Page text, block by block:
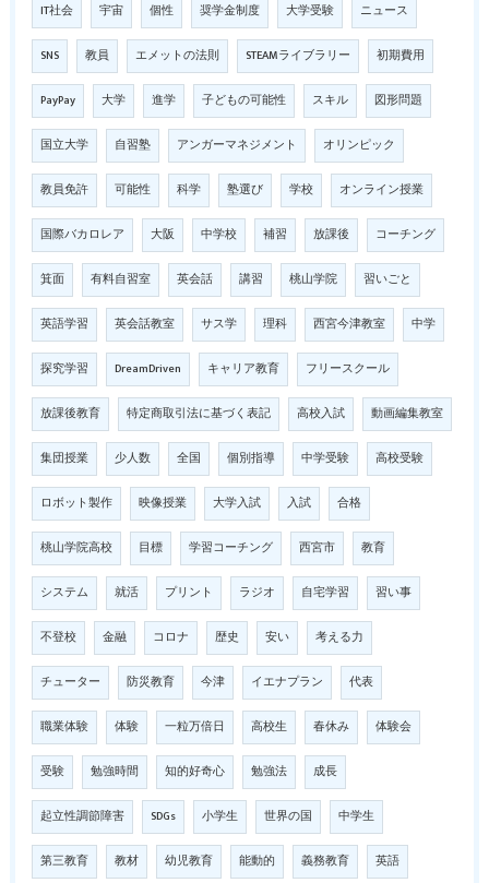
IT社会 宇宙 個性 奨学金制度 大学受験 ニュース
SNS 教員 エメットの法則 STEAMライブラリー 初期費用
PayPay 大学 進学 子どもの可能性 スキル 図形問題
国立大学 自習塾 アンガーマネジメント オリンピック
教員免許 可能性 科学 塾選び 学校 オンライン授業
国際バカロレア 大阪 中学校 補習 放課後 コーチング
箕面 有料自習室 英会話 講習 桃山学院 習いごと
英語学習 英会話教室 サス学 理科 西宮今津教室 中学
探究学習 DreamDriven キャリア教育 フリースクール
放課後教育 特定商取引法に基づく表記 高校入試 動画編集教室
集団授業 少人数 全国 個別指導 中学受験 高校受験
ロボット製作 映像授業 大学入試 入試 合格
桃山学院高校 目標 学習コーチング 西宮市 教育
システム 就活 プリント ラジオ 自宅学習 習い事
不登校 金融 コロナ 歴史 安い 考える力
チューター 防災教育 今津 イエナプラン 代表
職業体験 体験 一粒万倍日 高校生 春休み 体験会
受験 勉強時間 知的好奇心 勉強法 成長
起立性調節障害 SDGs 小学生 世界の国 中学生
第三教育 教材 幼児教育 能動的 義務教育 英語